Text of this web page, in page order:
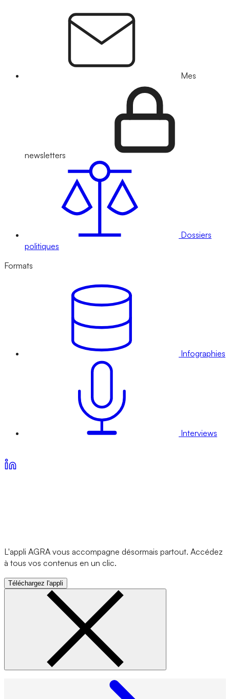
Mes
newsletters
Dossiers
politiques
Formats
Infographies
Interviews
L'appli AGRA vous accompagne désormais partout. Accédez
à tous vos contenus en un clic.
Téléchargez l'appli